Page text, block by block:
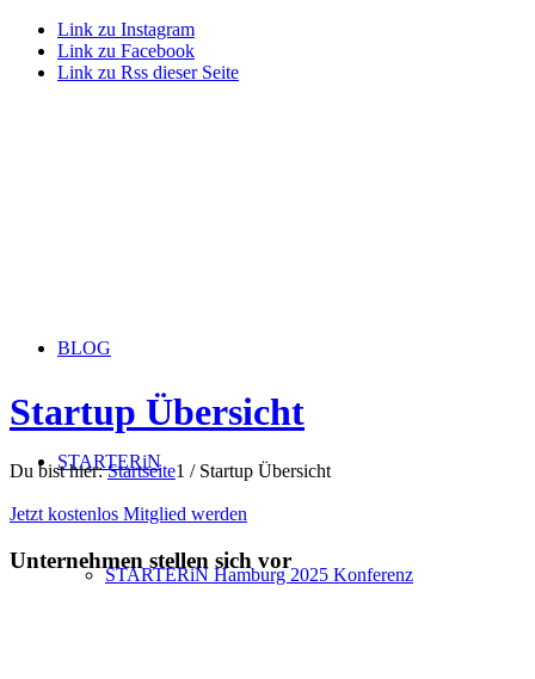
Link zu Instagram
Link zu Facebook
Link zu Rss dieser Seite
BLOG
STARTERiN
STARTERiN Hamburg 2025 Konferenz
Startup Übersicht
Du bist hier: Startseite1 / Startup Übersicht
Jetzt kostenlos Mitglied werden
Unternehmen stellen sich vor